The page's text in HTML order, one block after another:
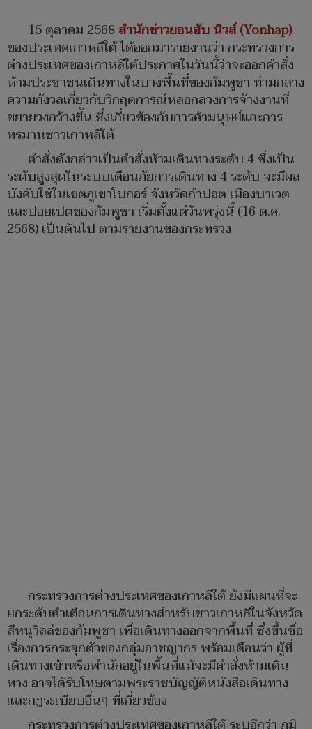
15 ตุลาคม 2568สำนักข่าวยอนฮับ นิวส์ (Yonhap)
ของประเทศเกาหลีใต้ ได้ออกมารายงานว่า กระทรวงการ
ต่างประเทศของเกาหลีใต้ประกาศในวันนี้ว่าจะออกคำสั่ง
ห้ามประชาชนเดินทางในบางพื้นที่ของกัมพูชา ท่ามกลาง
ความกังวลเกี่ยวกับวิกฤตการณ์หลอกลวงการจ้างงานที่
ขยายวงกว้างขึ้น ซึ่งเกี่ยวข้องกับการค้ามนุษย์และการ
ทรมานชาวเกาหลีใต้
คำสั่งดังกล่าวเป็นคำสั่งห้ามเดินทางระดับ 4 ซึ่งเป็น
ระดับสูงสุดในระบบเตือนภัยการเดินทาง 4 ระดับ จะมีผล
บังคับใช้ในเขตภูเขาโบกอร์ จังหวัดกำปอต เมืองบาเวต
และปอยเปตของกัมพูชา เริ่มตั้งแต่วันพรุ่งนี้ (16 ต.ค.
2568) เป็นต้นไป ตามรายงานของกระทรวง
กระทรวงการต่างประเทศของเกาหลีใต้ ยังมีแผนที่จะ
ยกระดับคำเตือนการเดินทางสำหรับชาวเกาหลีในจังหวัด
สีหนุวิลล์ของกัมพูชา เพื่อเดินทางออกจากพื้นที่ ซึ่งขึ้นชื่อ
เรื่องการกระจุกตัวของกลุ่มอาชญากร พร้อมเตือนว่า ผู้ที่
เดินทางเข้าหรือพำนักอยู่ในพื้นที่แม้จะมีคำสั่งห้ามเดิน
ทาง อาจได้รับโทษตามพระราชบัญญัติหนังสือเดินทาง
และกฎระเบียบอื่นๆ ที่เกี่ยวข้อง